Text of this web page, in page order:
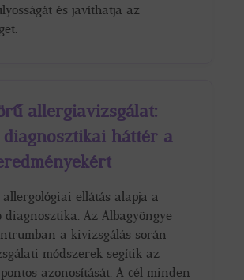
és javíthatja az
allergiavizsgálat:
háttér a
ellátás alapja a
diagnosztika. Az Albagyöngye
a kivizsgálás során
módszerek segítik az
azonosítását. A cél minden